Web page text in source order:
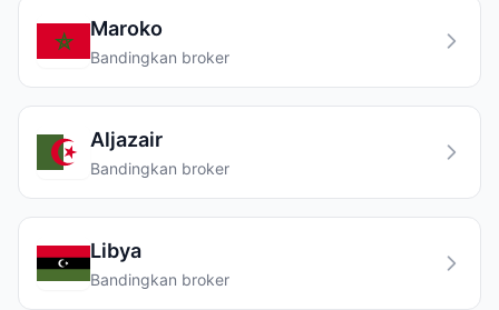
Maroko
Bandingkan broker
Aljazair
Bandingkan broker
Libya
Bandingkan broker